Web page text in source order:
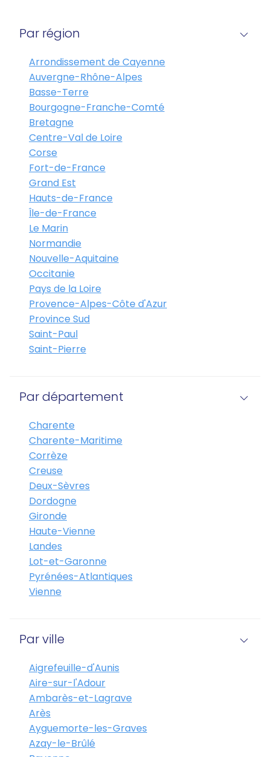
Par région
Arrondissement de Cayenne
Auvergne-Rhône-Alpes
Basse-Terre
Bourgogne-Franche-Comté
Bretagne
Centre-Val de Loire
Corse
Fort-de-France
Grand Est
Hauts-de-France
Île-de-France
Le Marin
Normandie
Nouvelle-Aquitaine
Occitanie
Pays de la Loire
Provence-Alpes-Côte d'Azur
Province Sud
Saint-Paul
Saint-Pierre
Par département
Charente
Charente-Maritime
Corrèze
Creuse
Deux-Sèvres
Dordogne
Gironde
Haute-Vienne
Landes
Lot-et-Garonne
Pyrénées-Atlantiques
Vienne
Par ville
Aigrefeuille-d'Aunis
Aire-sur-l'Adour
Ambarès-et-Lagrave
Arès
Ayguemorte-les-Graves
Azay-le-Brûlé